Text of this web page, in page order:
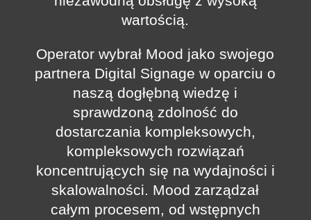
wartością.
Operator wybrał Mood jako swojego
partnera Digital Signage w oparciu o
naszą dogłębną wiedzę i
sprawdzoną zdolność do
dostarczania kompleksowych,
kompleksowych rozwiązań
koncentrujących się na wydajności i
skalowalności. Mood zarządzał
całym procesem, od wstępnych